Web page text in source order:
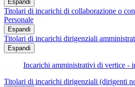
Espandi
Titolari di incarichi di collaborazione o
Personale
Espandi
Titolari di incarichi dirigenziali
Espandi
Incarichi amministrativi di vertice -
Titolari di incarichi dirigenziali (dirigenti